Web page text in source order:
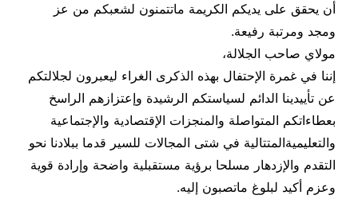
أن يحقق على يديكم الكريمة ماتتمنون لشعبكم من عز
ومجد ومرتبة رفيعة.
مولاي صاحب الجلالة،
إننا في غمرة الإحتفال بهذه الذكرى الغراء ليعبرون لجلالتكم
عن تأييدينا الدائم لسياستكم الرشيدة وإعتزازهم الراسخ
بعطاءاتكم المتواصلة والمنجزات الإقتصادية والإجتماعية
والتعليميةالمتتالية في شتى المجالات للسير قدما ببلادنا نحو
التقدم والإزدهار مسلحا برؤية مستقبلية واضحة وإرادة قوية
وعزم أكيد لبلوغ ماتصبون إليه.